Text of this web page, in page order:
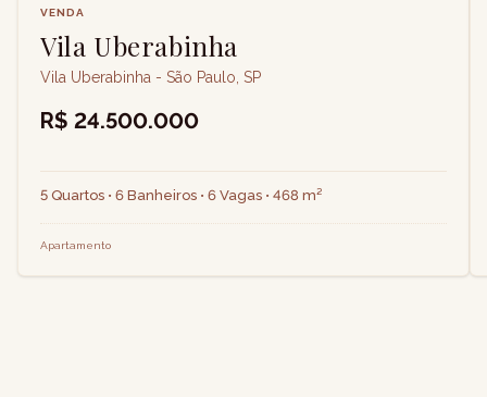
VENDA
Vila Uberabinha
Vila Uberabinha - São Paulo, SP
R$ 24.500.000
5 Quartos • 6 Banheiros • 6 Vagas • 468 m²
Apartamento